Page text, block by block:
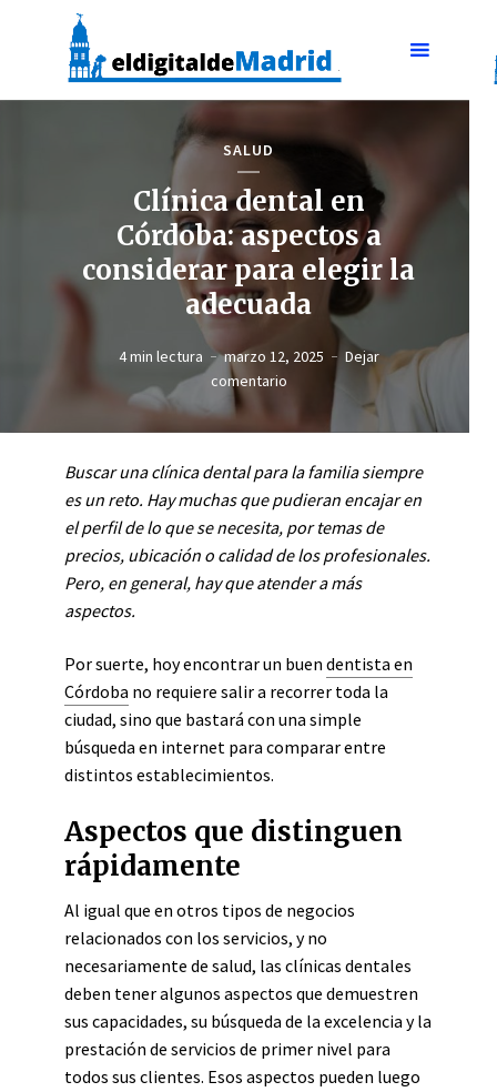
SALUD
Clínica dental en
Córdoba: aspectos a
considerar para elegir la
adecuada
4 min lectura marzo 12, 2025
Dejar
comentario
Buscar una clínica dental para la familia siempre
es un reto. Hay muchas que pudieran encajar en
el perfil de lo que se necesita, por temas de
precios, ubicación o calidad de los profesionales.
Pero, en general, hay que atender a más
aspectos.
Por suerte, hoy encontrar un buen dentista en
Córdoba no requiere salir a recorrer toda la
ciudad, sino que bastará con una simple
búsqueda en internet para comparar entre
distintos establecimientos.
Aspectos que distinguen
rápidamente
Al igual que en otros tipos de negocios
relacionados con los servicios, y no
necesariamente de salud, las clínicas dentales
deben tener algunos aspectos que demuestren
sus capacidades, su búsqueda de la excelencia y la
prestación de servicios de primer nivel para
todos sus clientes. Esos aspectos pueden luego